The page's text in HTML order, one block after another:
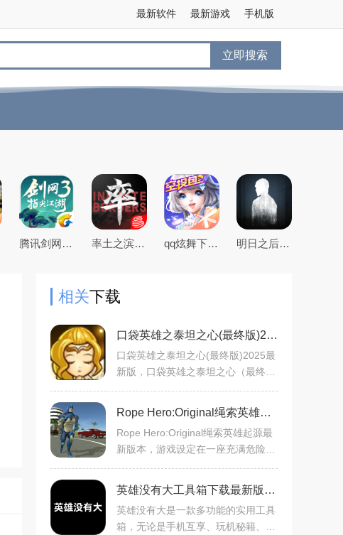
手机版
最新游戏
最新软件
立即搜索
腾讯剑网3指尖江湖手游 率土之滨手游下载2026最新版本 qq炫舞下载2026最新版 明日之后官方手游版
相关下载
口袋英雄之泰坦之心(最终版)2025最新版v1.1.7安卓版
口袋英雄之泰坦之心(最终版)2025最
新版，口袋英雄之泰坦之心（最终
优化，为玩家提供了更具挑战性与策
略深度的游戏体验，适合喜
Rope Hero:Original绳索英雄起源最新版本v1.0.1安卓版
Rope Hero:Original绳索英雄起源最
新版本，游戏设定在一座充满危险的
英雄，与各种危险分子进行对战，保
护城市中的居民，维护城
英雄没有大工具箱下载最新版2025v1.1安卓版
英雄没有大是一款多功能的实用工具
箱，无论是手机互享、玩机秘籍、炫